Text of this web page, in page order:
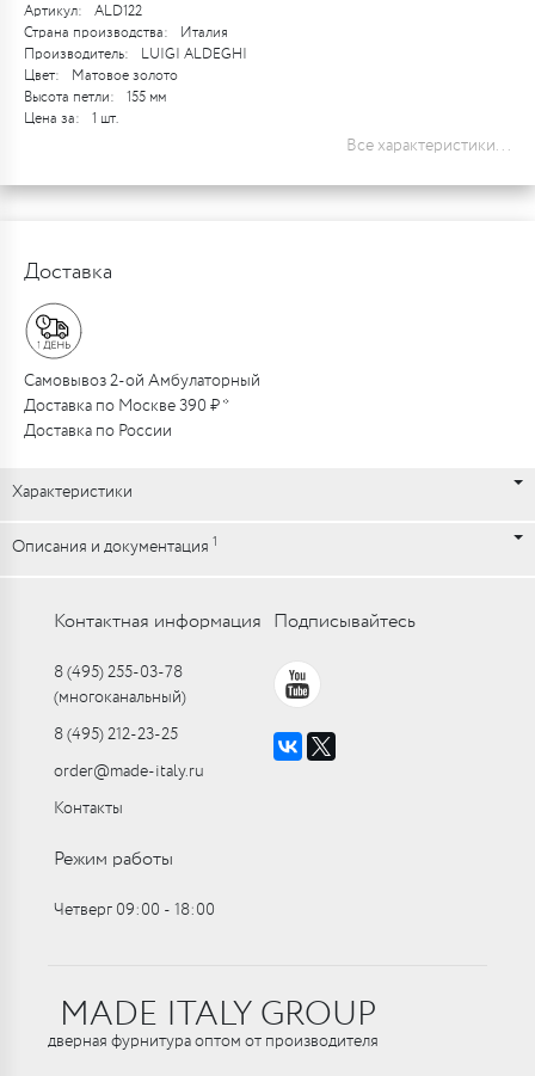
Артикул:
ALD122
Страна производства:
Италия
Производитель:
LUIGI ALDEGHI
Цвет:
Матовое золото
Высота петли:
155 мм
Цена за:
1 шт.
Все характеристики...
Доставка
Самовывоз 2-ой Амбулаторный
Доставка по Москве 390 ₽ *
Доставка по России
Характеристики
Описания и документация 1
Контактная информация
8 (495) 255-03-78
(многоканальный)
8 (495) 212-23-25
order@made-italy.ru
Контакты
Подписывайтесь
Режим работы
Четверг 09:00 ‑ 18:00
MADE ITALY GROUP
дверная фурнитура оптом от производителя